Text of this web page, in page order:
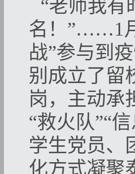
“老师我有
名！”……1
战”参与到
别成立了留
岗，主动承
“救火队”“信
学生党员、
化方式凝聚